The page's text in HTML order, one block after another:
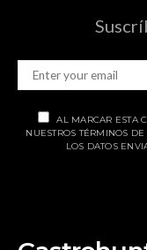
AL MARCAR ESTA
NUESTROS TÉRMINOS
LOS DATOS